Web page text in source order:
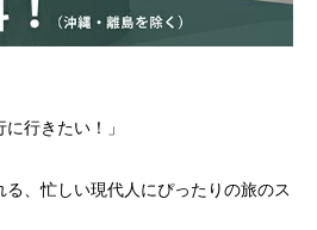
行きたい！」
、忙しい現代人にぴったりの旅のス